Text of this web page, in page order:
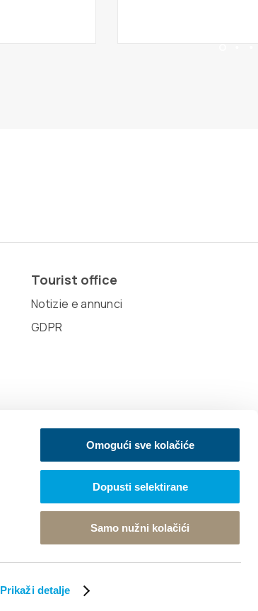
Prikaži detalje
Omogući sve kolačiće
Dopusti selektirane
Samo nužni kolačići
Tourist office
Notizie e annunci
GDPR